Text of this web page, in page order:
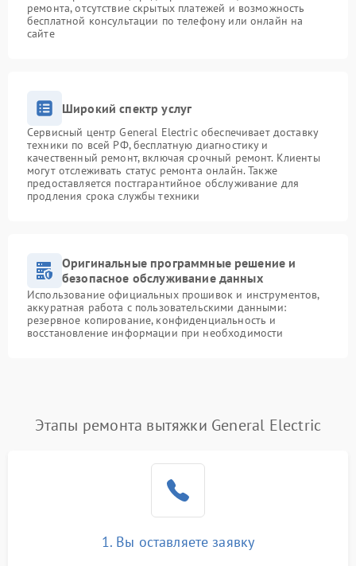
ремонта, отсутствие скрытых платежей и возможность
бесплатной консультации по телефону или онлайн на
сайте
Широкий спектр услуг
Сервисный центр General Electric обеспечивает доставку
техники по всей РФ, бесплатную диагностику и
качественный ремонт, включая срочный ремонт. Клиенты
могут отслеживать статус ремонта онлайн. Также
предоставляется постгарантийное обслуживание для
продления срока службы техники
Оригинальные программные решение и
безопасное обслуживание данных
Использование официальных прошивок и инструментов,
аккуратная работа с пользовательскими данными:
резервное копирование, конфиденциальность и
восстановление информации при необходимости
Этапы ремонта вытяжки General Electric
1. Вы оставляете заявку